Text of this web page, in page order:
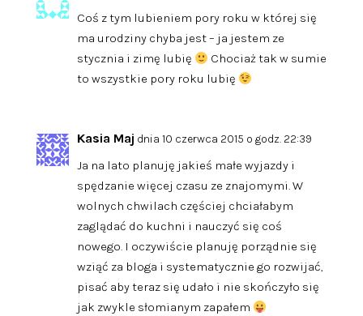
Coś z tym lubieniem pory roku w której się
ma urodziny chyba jest – ja jestem ze
stycznia i zimę lubię
Chociaż tak w sumie
to wszystkie pory roku lubię
Kasia Maj dnia 10 czerwca 2015 o godz. 22:39
Ja na lato planuję jakieś małe wyjazdy i
spędzanie więcej czasu ze znajomymi. W
wolnych chwilach częściej chciałabym
zaglądać do kuchni i nauczyć się coś
nowego. I oczywiście planuję porządnie się
wziąć za bloga i systematycznie go rozwijać,
pisać aby teraz się udało i nie skończyło się
jak zwykle słomianym zapałem